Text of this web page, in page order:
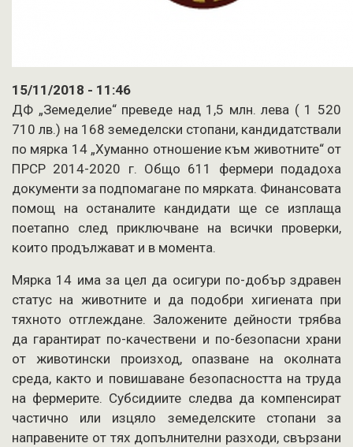
15/11/2018 - 11:46
ДФ „Земеделие“ преведе над 1,5 млн. лева ( 1 520
710 лв.) на 168 земеделски стопани, кандидатствали
по мярка 14 „Хуманно отношение към животните“ от
ПРСР 2014-2020 г. Общо 611 фермери подадоха
документи за подпомагане по мярката. Финансовата
помощ на останалите кандидати ще се изплаща
поетапно след приключване на всички проверки,
които продължават и в момента.
Мярка 14 има за цел да осигури по-добър здравен
статус на животните и да подобри хигиената при
тяхното отглеждане. Заложените дейности трябва
да гарантират по-качествени и по-безопасни храни
от животински произход, опазване на околната
среда, както и повишаване безопасността на труда
на фермерите. Субсидиите следва да компенсират
частично или изцяло земеделските стопани за
направените от тях допълнителни разходи, свързани